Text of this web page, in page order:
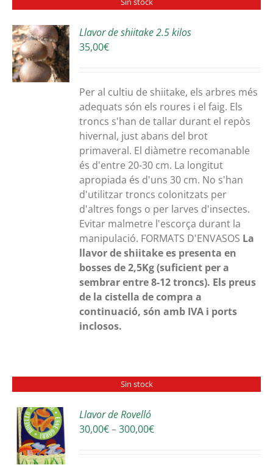
Llavor de shiitake 2.5 kilos
35,00€
Per al cultiu de shiitake, els arbres més
adequats són els roures i el faig. Els
troncs s'han de tallar durant el repòs
hivernal, just abans del brot
primaveral. El diàmetre recomanable
és d'entre 20-30 cm. La longitut
apropiada és d'uns 30 cm. No s'han
d'utilitzar troncs colonitzats per
d'altres fongs o per larves d'insectes.
Evitar malmetre l'escorça durant la
manipulació. FORMATS D'ENVASOS La
llavor de shiitake es presenta en
bosses de 2,5Kg (suficient per a
sembrar entre 8-12 troncs). Els preus
de la cistella de compra a
continuació, són amb IVA i ports
inclosos.
Sin stock
Llavor de Rovelló
30,00€–300,00€Interval